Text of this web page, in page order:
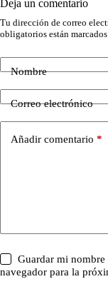
Deja un comentario
Tu dirección de correo
obligatorios están
Nombre
Correo electrónico
Añadir comentario *
Guardar mi
navegador para la